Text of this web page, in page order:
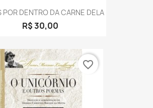
POR DENTRO DA CARNE DELA
R$ 30,00
favorite_border